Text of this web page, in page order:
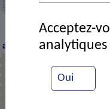
> CADRE DE VIE
artisans
>Alliance froid
Oui
Acceptez-
analytiques